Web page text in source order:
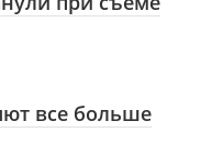
все больше